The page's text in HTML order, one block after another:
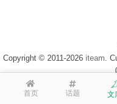
首页 话题 文
Copyright © 2011-2026 iteam.
浙ICP备